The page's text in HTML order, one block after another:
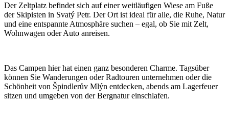
Der Zeltplatz befindet sich auf einer weitläufigen Wiese am Fuße
der Skipisten in Svatý Petr. Der Ort ist ideal für alle, die Ruhe, Natur
und eine entspannte Atmosphäre suchen – egal, ob Sie mit Zelt,
Wohnwagen oder Auto anreisen.
Das Campen hier hat einen ganz besonderen Charme. Tagsüber
können Sie Wanderungen oder Radtouren unternehmen oder die
Schönheit von Špindlerův Mlýn entdecken, abends am Lagerfeuer
sitzen und umgeben von der Bergnatur einschlafen.